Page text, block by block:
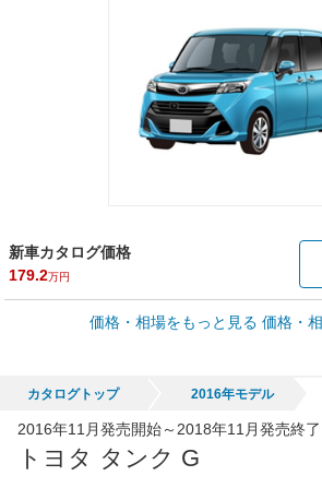
新車カタログ価格
179.2万円
車買取価格 *
65,050円
価格・相場をもっと見る 価格・
カタログトップ 2016年モデル
2016年11月発売開始～2018年11月発売終了
トヨタ タンク G